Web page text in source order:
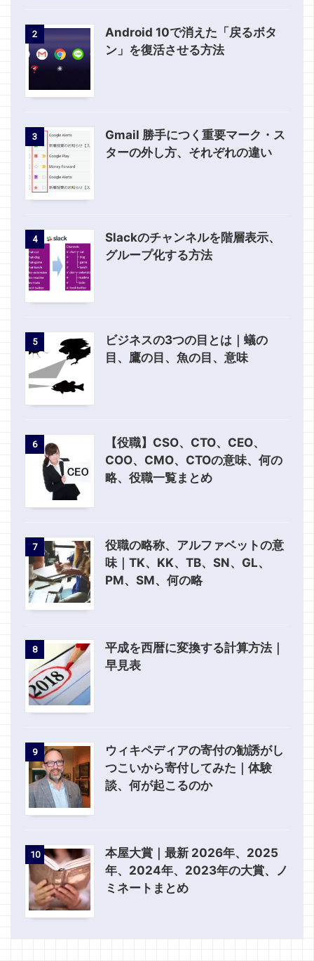
2
Android 10で消えた「戻るボタ
ン」を復活させる方法
3
Gmail 勝手につく重要マーク・ス
ターの外し方、それぞれの違い
4
Slackのチャンネルを階層表示、
グループ化する方法
5
ビジネスの3つの目とは｜蟻の
目、鷹の目、魚の目、意味
6
【役職】CSO、CTO、CEO、
COO、CMO、CTOの意味、何の
略、役職一覧まとめ
7
役職の略称、アルファベットの意
味｜TK、KK、TB、SN、GL、
PM、SM、何の略
8
平成を西暦に変換する計算方法｜
早見表
9
ウィキペディアの寄付の勧誘がし
つこいから寄付してみた｜体験
談、何が起こるのか
10
本屋大賞｜最新 2026年、2025
年、2024年、2023年の大賞、ノ
ミネートまとめ